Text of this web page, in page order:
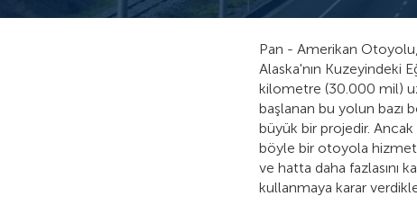
Pan - Amerikan
Alaska'nın Kuzeyindeki
kilometre (30.000 mil)
başlanan bu yolun bazı
büyük bir projedir.
böyle bir otoyola hizmet
ve hatta daha fazlasını
kullanmaya karar